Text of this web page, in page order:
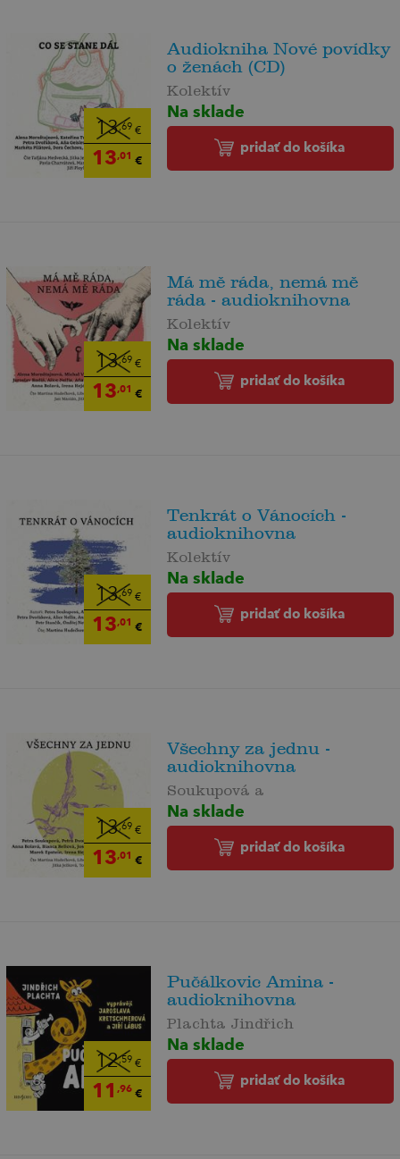
13,69 €
13,01 €
Audiokniha Nové povídky
o ženách (CD)
Kolektív
Na sklade
pridať do košíka
13,69 €
13,01 €
Má mě ráda, nemá mě
ráda - audioknihovna
Kolektív
Na sklade
pridať do košíka
13,69 €
13,01 €
Tenkrát o Vánocích -
audioknihovna
Kolektív
Na sklade
pridať do košíka
13,69 €
13,01 €
Všechny za jednu -
audioknihovna
Soukupová a
Na sklade
pridať do košíka
12,59 €
11 ,96€
Pučálkovic Amina -
audioknihovna
Plachta Jindřich
Na sklade
pridať do košíka